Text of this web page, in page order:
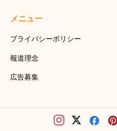
メニュー
プライバシーポリシー
報道理念
広告募集